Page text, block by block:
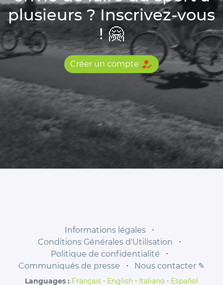
plusieurs ? Inscrivez-vous
! 🤗
Créer un compte how_to_reg
Informations légales
⋅
Conditions Générales d'Utilisation
⋅
Politique de confidentialité
⋅
Communiqués de presse
⋅ Nous contacter ✎
Languages : Français ⋅ English ⋅ Italiano ⋅ Español